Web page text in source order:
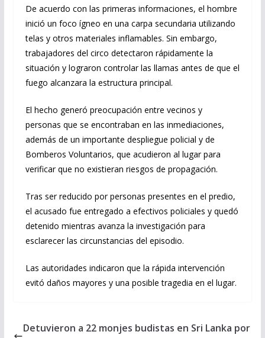
De acuerdo con las primeras informaciones, el hombre
inició un foco ígneo en una carpa secundaria utilizando
telas y otros materiales inflamables. Sin embargo,
trabajadores del circo detectaron rápidamente la
situación y lograron controlar las llamas antes de que el
fuego alcanzara la estructura principal.
El hecho generó preocupación entre vecinos y
personas que se encontraban en las inmediaciones,
además de un importante despliegue policial y de
Bomberos Voluntarios, que acudieron al lugar para
verificar que no existieran riesgos de propagación.
Tras ser reducido por personas presentes en el predio,
el acusado fue entregado a efectivos policiales y quedó
detenido mientras avanza la investigación para
esclarecer las circunstancias del episodio.
Las autoridades indicaron que la rápida intervención
evitó daños mayores y una posible tragedia en el lugar.
Detuvieron a 22 monjes budistas en Sri Lanka por